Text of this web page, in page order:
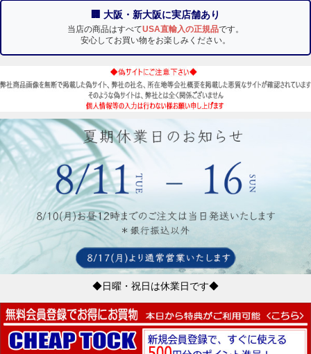
🏢 大阪・新大阪に実店舗あり
当店の商品はすべてUSA直輸入の正規品です。
安心してお買い物をお楽しみください。
◆日曜・祝日は休業日です◆